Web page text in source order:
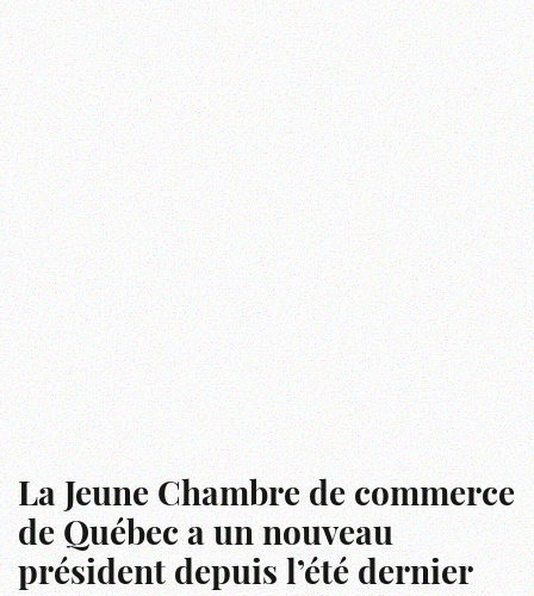
La Jeune Chambre de commerce
de Québec a un nouveau
président depuis l’été dernier